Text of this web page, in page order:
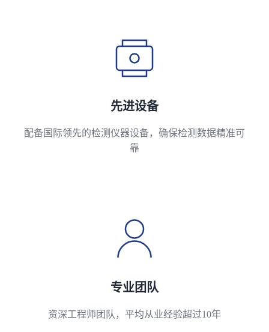
先进设备
配备国际领先的检测仪器设备，确保检测数据精准可
靠
专业团队
资深工程师团队，平均从业经验超过10年